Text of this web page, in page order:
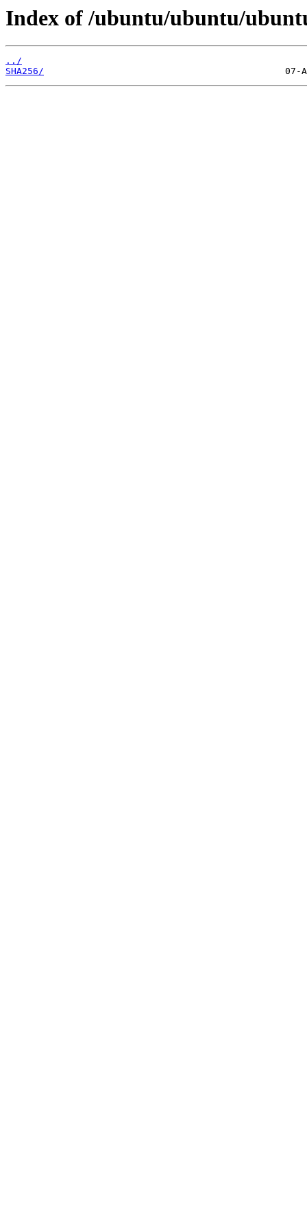
Index of /ubuntu/ubuntu/
../
SHA256/